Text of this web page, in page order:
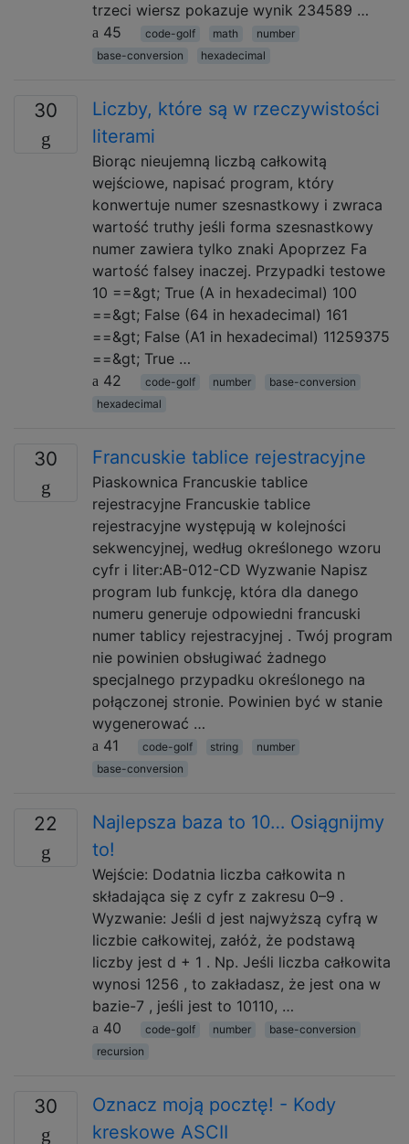
trzeci wiersz pokazuje wynik 234589 …
45
code-golf math
number
base-conversion
hexadecimal
30
Liczby, które są w rzeczywistości
literami
Biorąc nieujemną liczbą całkowitą
wejściowe, napisać program, który
konwertuje numer szesnastkowy i zwraca
wartość truthy jeśli forma szesnastkowy
numer zawiera tylko znaki Apoprzez Fa
wartość falsey inaczej. Przypadki testowe
10 ==&gt; True (A in hexadecimal) 100
==&gt; False (64 in hexadecimal) 161
==&gt; False (A1 in hexadecimal) 11259375
==&gt; True …
42
code-golf number
base-conversion
hexadecimal
30 Francuskie tablice rejestracyjne
Piaskownica Francuskie tablice
rejestracyjne Francuskie tablice
rejestracyjne występują w kolejności
sekwencyjnej, według określonego wzoru
cyfr i liter:AB-012-CD Wyzwanie Napisz
program lub funkcję, która dla danego
numeru generuje odpowiedni francuski
numer tablicy rejestracyjnej . Twój program
nie powinien obsługiwać żadnego
specjalnego przypadku określonego na
połączonej stronie. Powinien być w stanie
wygenerować …
41
code-golf string
number
base-conversion
22
Najlepsza baza to 10… Osiągnijmy
to!
Wejście: Dodatnia liczba całkowita n
składająca się z cyfr z zakresu 0–9 .
Wyzwanie: Jeśli d jest najwyższą cyfrą w
liczbie całkowitej, załóż, że podstawą
liczby jest d + 1 . Np. Jeśli liczba całkowita
wynosi 1256 , to zakładasz, że jest ona w
bazie-7 , jeśli jest to 10110, …
40
code-golf number
base-conversion
recursion
30
Oznacz moją pocztę! - Kody
kreskowe ASCII